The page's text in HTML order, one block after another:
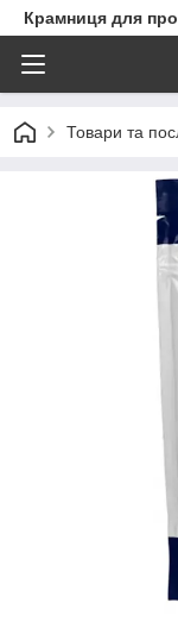
Крамниця для
Товари та